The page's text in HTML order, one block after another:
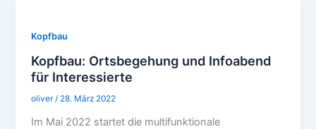
Kopfbau
Kopfbau: Ortsbegehung und Infoabend
für Interessierte
oliver/ 28. März 2022
Im Mai 2022 startet die multifunktionale